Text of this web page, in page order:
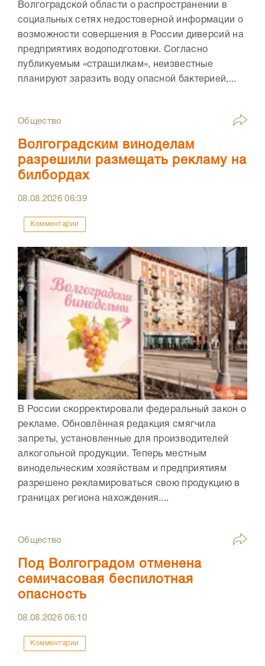
Волгоградской области о распространении в
социальных сетях недостоверной информации о
возможности совершения в России диверсий на
предприятиях водоподготовки. Согласно
публикуемым «страшилкам», неизвестные
планируют заразить воду опасной бактерией,...
Общество
Волгоградским виноделам
разрешили размещать рекламу на
билбордах
08.08.202606:39
Комментарии
В России скорректировали федеральный закон о
рекламе. Обновлённая редакция смягчила
запреты, установленные для производителей
алкогольной продукции. Теперь местным
винодельческим хозяйствам и предприятиям
разрешено рекламироваться свою продукцию в
границах региона нахождения....
Общество
Под Волгоградом отменена
семичасовая беспилотная
опасность
08.08.202606:10
Комментарии